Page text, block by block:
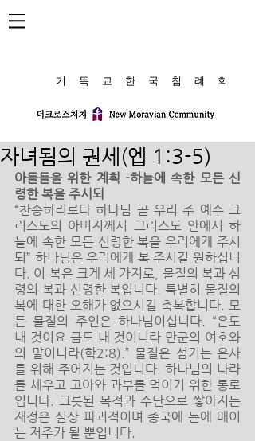
​기 독 교 한 국 침 례 회
자녀됨의 권세(엡 1:3-5)
아들들을 위한 계획 -하늘에 속한 모든 신
령한 복을 주시되
“찬송하리로다 하나님 곧 우리 주 예수 그
리스도의 아버지께서 그리스도 안에서 하
늘에 속한 모든 신령한 복을 우리에게 주시
되” 하나님은 우리에게 복 주시길 원하십니
다. 이 복은 크게 세 가지로, 물질의 복과 심
령의 복과 신령한 복입니다. 특별히 물질의
복에 대한 오해가 없으시길 축복합니다. 모
든 물질의 주인은 하나님이십니다. “은도
내 것이요 금도 내 것이니라 만군의 여호와
의 말이니라(학2:8).” 물질은 섬기는 은사
를 위해 주어지는 것입니다. 하나님의 나라
를 세우고 고아와 과부를 먹이기 위한 통로
입니다. 그릇된 목적과 수단으로 쌓아지는
재정은 실상 파괴적이며 종국에 돈에 매이
는 저주가 될 뿐입니다.